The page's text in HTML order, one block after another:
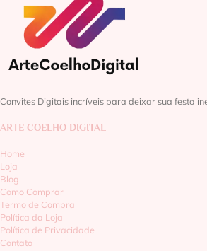
Convites Digitais incríveis para deixar sua festa
ARTE COELHO DIGITAL
Home
Loja
Blog
Como Comprar
Termo de Compra
Política da Loja
Política de Privacidade
Contato